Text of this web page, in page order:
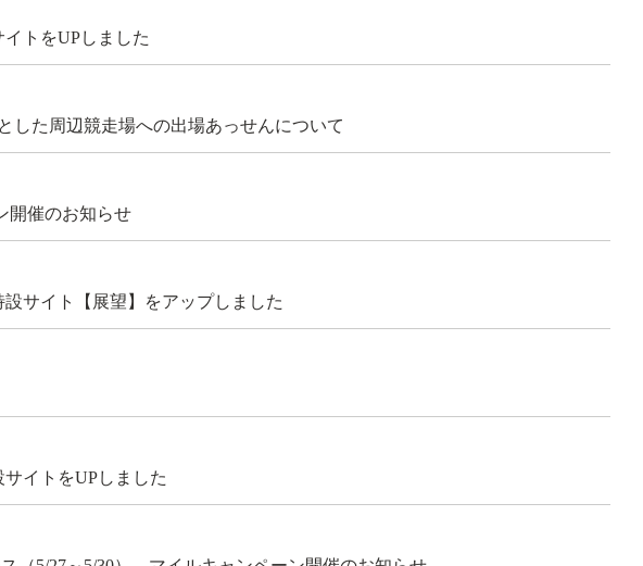
トをUPしました
した周辺競走場への出場あっせんについて
開催のお知らせ
サイト【展望】をアップしました
イトをUPしました